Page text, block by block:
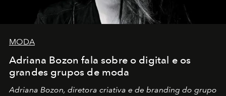
MODA
Adriana Bozon fala sobre o digital e os
grandes grupos de moda
Adriana Bozon, diretora criativa e de branding do grupo